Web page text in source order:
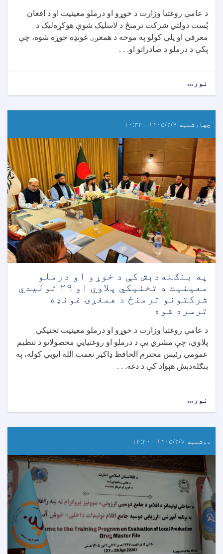
د عامې روغتیا وزارت د خوړو او درملو معینیت او د افغان
پُست دولتي شرکت ترمنځ د لاسلیک شوې هوکړه‌لیک د
معرفي او پلي کولو په موخه د همغږۍ غونډه جوړه شوه، چې
پکې د درملو د صادراتو او. . .
نور...
چهارشنبه ۱۴۰۵/۲/۹ - ۱۰:۳۴
په بنګله‌دېش کې د خوړو او درملو
معینیت د تخنیکي پلاوي او ۲۹ تولیدي
شرکتونو ترمنځ د همغږۍ غونډه
ترسره شوه
د عامې روغتیا وزارت د خوړو او درملو معینیت تخنیکي
پلاوي، چې مشري یې د درملو او روغتیايي محصولاتو د تنظیم
عمومي رئیس محترم الحافظ ډاکټر نعمت الله ایوبي کوله، په
بنګله‌دېش هېواد کې د دغه. . .
نور...
دوشنبه ۱۴۰۵/۲/۷ - ۱۴:۴۰